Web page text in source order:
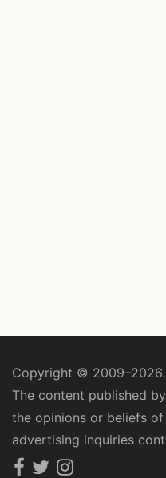
Copyright ©
The content published
the opinions or beliefs
advertising inquiries